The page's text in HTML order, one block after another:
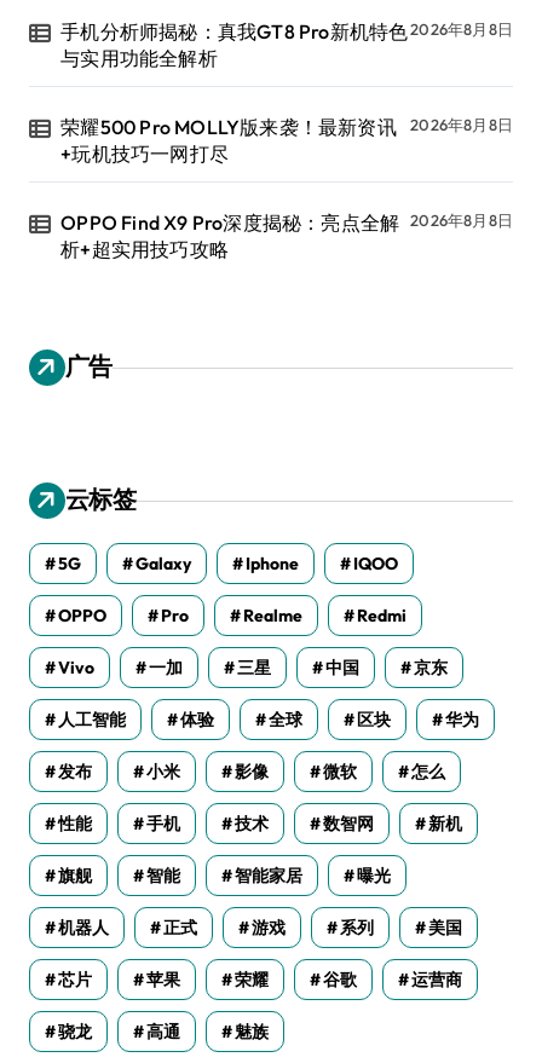
手机分析师揭秘：真我GT8 Pro新机特色
与实用功能全解析
2026年8月8日
荣耀500 Pro MOLLY版来袭！最新资讯
+玩机技巧一网打尽
2026年8月8日
OPPO Find X9 Pro深度揭秘：亮点全解
析+超实用技巧攻略
2026年8月8日
广告
云标签
5G Galaxy Iphone IQOO
OPPO Pro Realme Redmi
Vivo 一加 三星 中国 京东
人工智能 体验 全球 区块 华为
发布 小米 影像 微软 怎么
性能 手机 技术 数智网 新机
旗舰 智能 智能家居 曝光
机器人 正式 游戏 系列 美国
芯片 苹果 荣耀 谷歌 运营商
骁龙 高通 魅族